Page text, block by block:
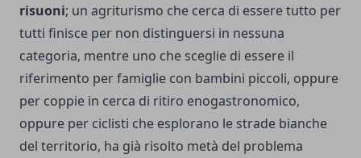
risuoni; un agriturismo che cerca di essere tutto per
tutti finisce per non distinguersi in nessuna
categoria, mentre uno che sceglie di essere il
riferimento per famiglie con bambini piccoli, oppure
per coppie in cerca di ritiro enogastronomico,
oppure per ciclisti che esplorano le strade bianche
del territorio, ha già risolto metà del problema